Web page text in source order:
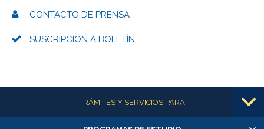
CONTACTO DE PRENSA
SUSCRIPCIÓN A BOLETÍN
Más informaciónTRÁMITES Y SERVICIOS PARA